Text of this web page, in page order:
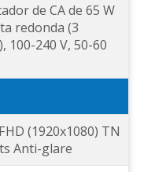
de CA de 65 W
redonda (3
100-240 V, 50-60
(1920x1080) TN
Anti-glare